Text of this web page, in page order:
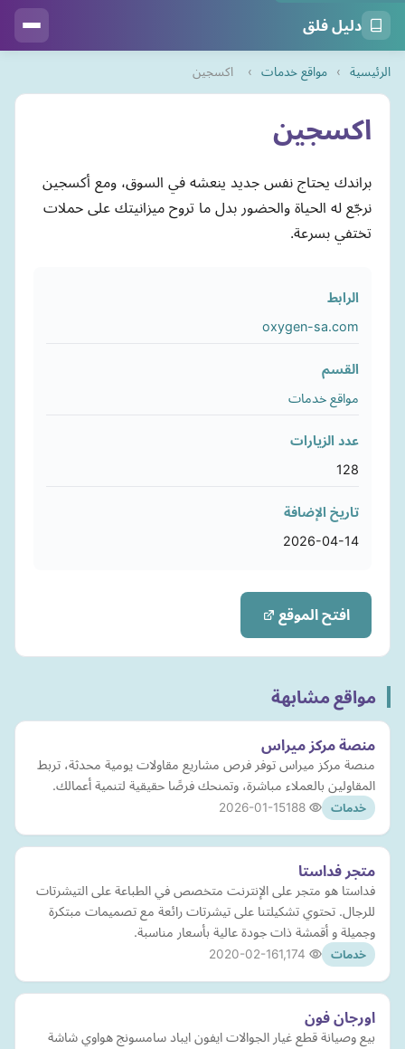
دليل فلق
الرئيسية › مواقع خدمات › اكسجين
اكسجين
براندك يحتاج نفس جديد ينعشه في السوق، ومع أكسجين
نرجّع له الحياة والحضور بدل ما تروح ميزانيتك على حملات
تختفي بسرعة.
الرابط
oxygen-sa.com
القسم
مواقع خدمات
عدد الزيارات
128
تاريخ الإضافة
2026-04-14
افتح الموقع
مواقع مشابهة
منصة مركز ميراس
منصة مركز ميراس توفر فرص مشاريع مقاولات يومية محدثة، تربط
المقاولين بالعملاء مباشرة، وتمنحك فرصًا حقيقية لتنمية أعمالك.
خدمات 2026-01-15
متجر فداستا
فداستا هو متجر على الإنترنت متخصص في الطباعة على التيشرتات
للرجال. تحتوي تشكيلتنا على تيشرتات رائعة مع تصميمات مبتكرة
وجميلة و أقمشة ذات جودة عالية بأسعار مناسبة.
خدمات 2020-02-16
اورجان فون
بيع وصيانة قطع غيار الجوالات ايفون ايباد سامسونج هواوي شاشة